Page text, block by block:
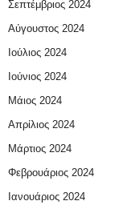
Σεπτέμβριος 2024
Αύγουστος 2024
Ιούλιος 2024
Ιούνιος 2024
Μάιος 2024
Απρίλιος 2024
Μάρτιος 2024
Φεβρουάριος 2024
Ιανουάριος 2024